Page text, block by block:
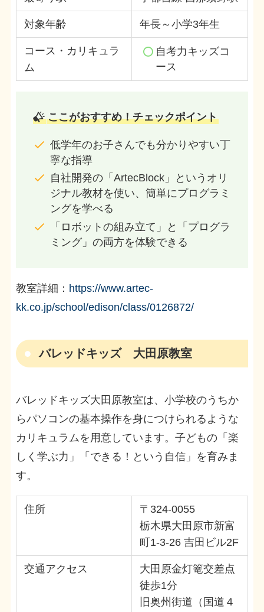
対象年齢 年長～小学3年生
コース・カリキュラ
ム
自考力キッズコ
ース
ここがおすすめ！チェックポイント
低学年のお子さんでも分かりやすい丁
寧な指導
自社開発の「ArtecBlock」というオリ
ジナル教材を使い、簡単にプログラミ
ングを学べる
「ロボットの組み立て」と「プログラ
ミング」の両方を体験できる
教室詳細： https://www.artec-
kk.co.jp/school/edison/class/0126872/
バレッドキッズ 大田原教室
バレッドキッズ大田原教室は、小学校のうちか
らパソコンの基本操作を身につけられるような
カリキュラムを用意しています。子どもの「楽
しく学ぶ力」「できる！という自信」を育みま
す。
住所
〒324-0055
栃木県大田原市新富
町1-3-26 吉田ビル2F
交通アクセス
大田原金灯篭交差点
徒歩1分
旧奥州街道（国道４